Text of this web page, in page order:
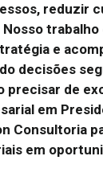
reduzir
Nosso trabalho
e
decisões
precisar de
em
Consultoria
em